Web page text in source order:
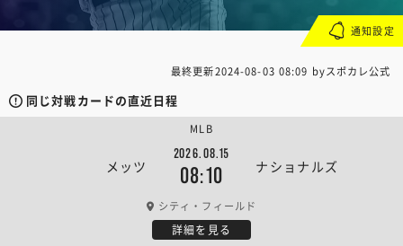
最終更新2024-08-03 08:09 byスポカレ公式
同じ対戦カードの直近日程
メッツ
2026.08.15
08:10 ナショナルズ
MLB
シティ・フィールド
詳細を見る
通知設定